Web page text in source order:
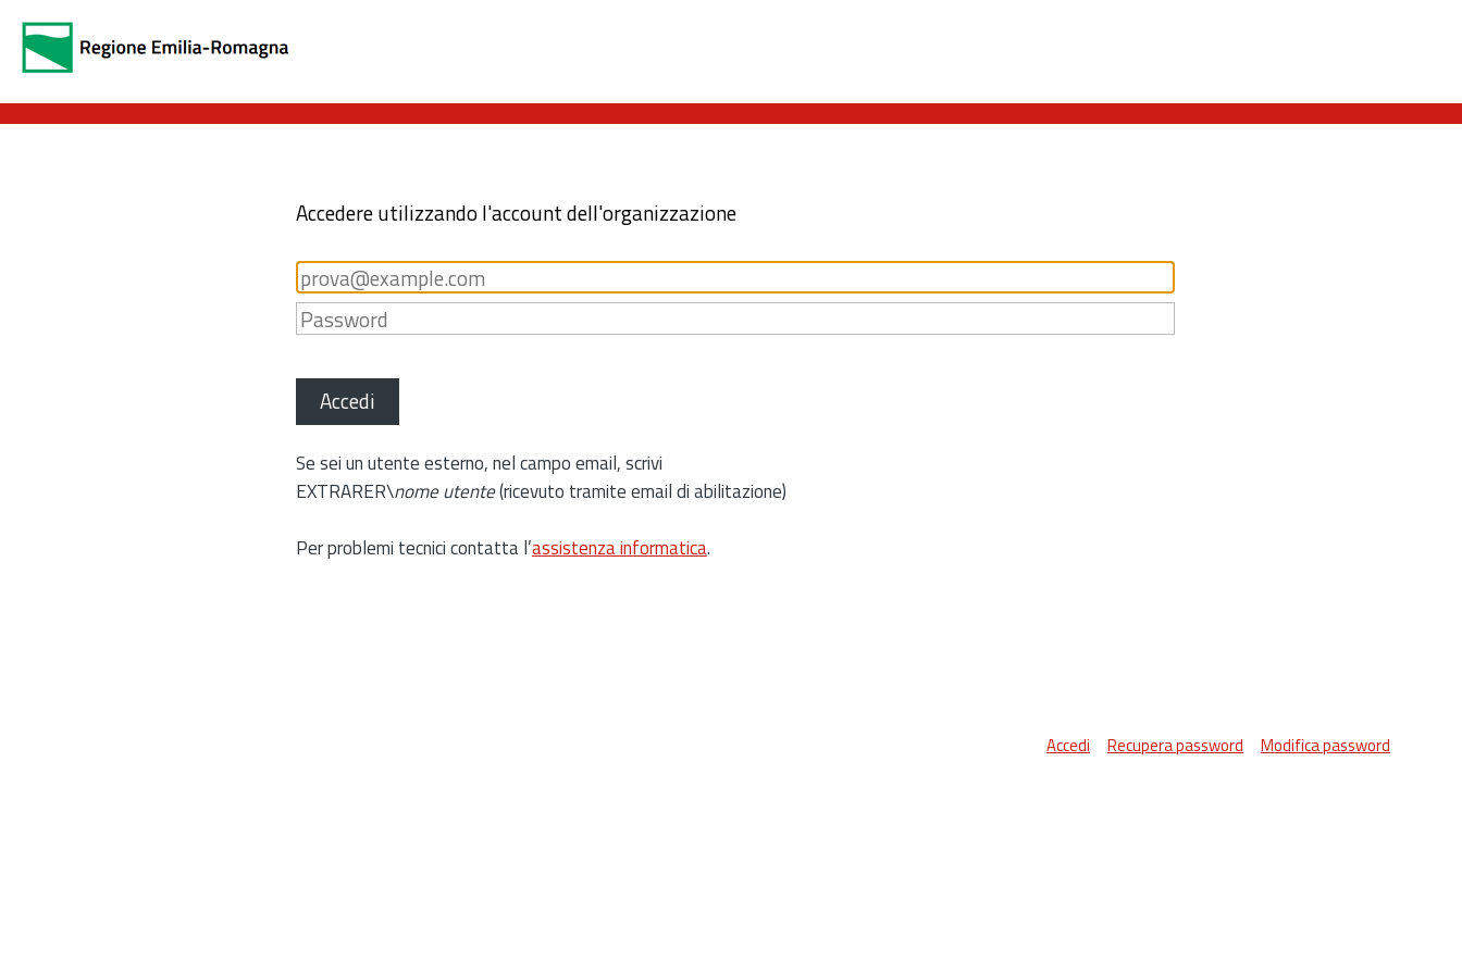
Accedere utilizzando l'account dell'organizzazione
Accedi
Se sei un utente esterno, nel campo email, scrivi
EXTRARER\nome utente(ricevuto tramite email di abilitazione)
Per problemi tecnici contatta l’assistenza informatica.
Accedi Recupera password Modifica password